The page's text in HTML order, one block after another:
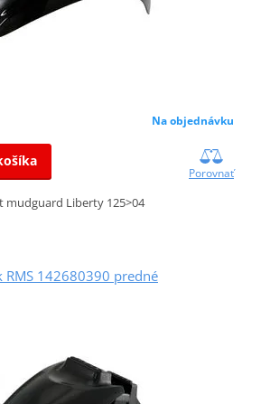
Na objednávku
Porovnať
mudguard Liberty 125>04
RMS 142680390 predné